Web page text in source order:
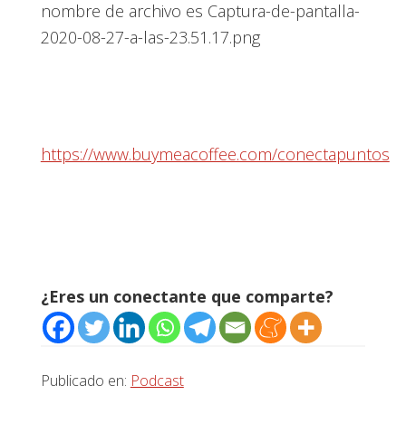
https://www.buymeacoffee.com/conectapuntos
¿Eres un conectante que comparte?
Publicado en: Podcast